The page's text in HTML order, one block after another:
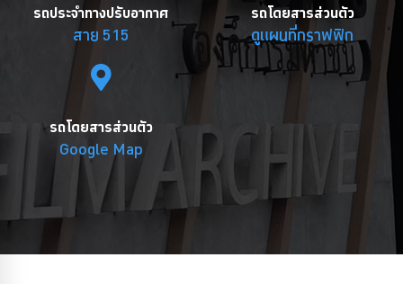
รถประจำทางปรับอากาศ
สาย 515
รถโดยสารส่วนตัว
ดูแผนที่กราฟฟิก
รถโดยสารส่วนตัว
Google Map